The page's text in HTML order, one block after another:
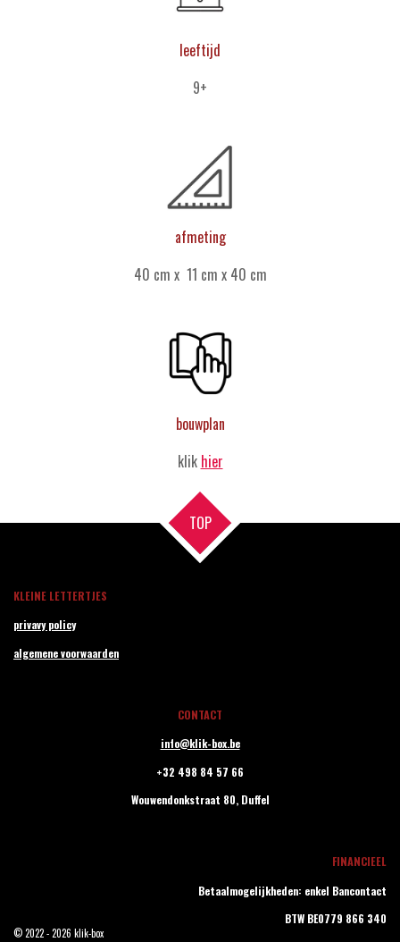
leeftijd
9+
afmeting
40 cm x 11 cm x 40 cm
bouwplan
klik hier
TOP
KLEINE LETTERTJES
privavy policy
algemene voorwaarden
CONTACT
info@klik-box.be
+32 498 84 57 66
Wouwendonkstraat 80, Duffel
FINANCIEEL
Betaalmogelijkheden: enkel Bancontact
BTW BE0779 866 340
© 2022 - 2026 klik-box